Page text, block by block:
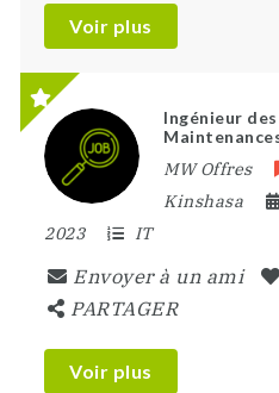
Voir plus
Ingénieur
MW Offres
Kinshasa
2023
IT
Envoyer à un ami
PARTAGER
Voir plus